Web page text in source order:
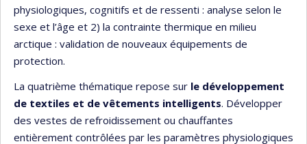
physiologiques, cognitifs et de ressenti : analyse selon le
sexe et l’âge et 2) la contrainte thermique en milieu
arctique : validation de nouveaux équipements de
protection.
La quatrième thématique repose sur le développement
de textiles et de vêtements intelligents. Développer
des vestes de refroidissement ou chauffantes
entièrement contrôlées par les paramètres physiologiques